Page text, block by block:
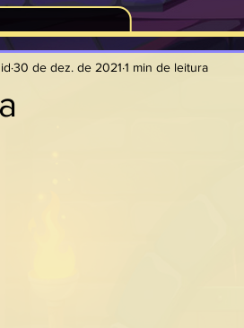
30 de dez. de 2021 1 min de leitura